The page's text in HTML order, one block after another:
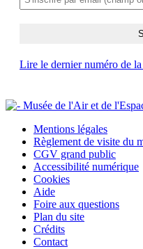
Lire le dernier numéro de
Mentions légales
Règlement de visite du
CGV grand public
Accessibilité numérique
Cookies
Aide
Foire aux questions
Plan du site
Crédits
Contact